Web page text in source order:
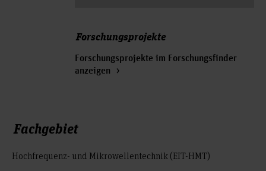
Forschungsprojekte
Forschungsprojekte im Forschungsfinder
anzeigen
Fachgebiet
Hochfrequenz- und Mikrowellentechnik (EIT-HMT)